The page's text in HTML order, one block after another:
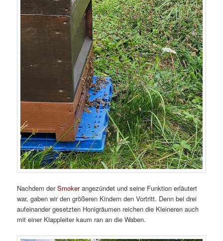
Nachdem derSmokerangezündet und seine Funktion erläutert
war, gaben wir den größeren Kindern den Vortritt. Denn bei drei
aufeinander gesetzten Honigräumen reichen die Kleineren auch
mit einer Klappleiter kaum ran an die Waben.